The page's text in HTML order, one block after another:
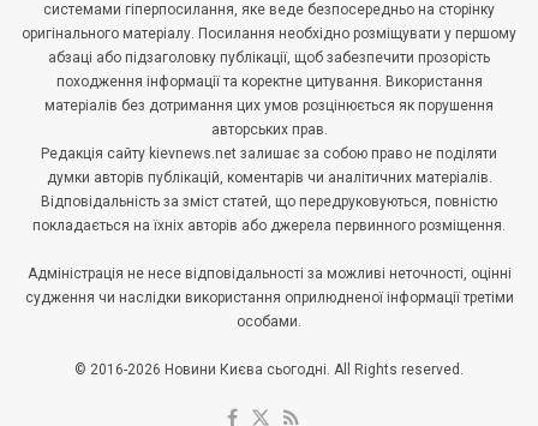
системами гіперпосилання, яке веде безпосередньо на сторінку
оригінального матеріалу. Посилання необхідно розміщувати у першому
абзаці або підзаголовку публікації, щоб забезпечити прозорість
походження інформації та коректне цитування. Використання
матеріалів без дотримання цих умов розцінюється як порушення
авторських прав.
Редакція сайту kievnews.net залишає за собою право не поділяти
думки авторів публікацій, коментарів чи аналітичних матеріалів.
Відповідальність за зміст статей, що передруковуються, повністю
покладається на їхніх авторів або джерела первинного розміщення.
Адміністрація не несе відповідальності за можливі неточності, оцінні
судження чи наслідки використання оприлюдненої інформації третіми
особами.
© 2016-2026 Новини Києва сьогодні. All Rights reserved.